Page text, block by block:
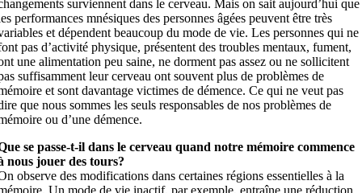
surviennent dans le cerveau. Mais on sait aujourd’hui que
performances mnésiques des personnes âgées peuvent être très
et dépendent beaucoup du mode de vie. Les personnes qui ne
pas d’activité physique, présentent des troubles mentaux, fument,
une alimentation peu saine, ne dorment pas assez ou ne sollicitent
suffisamment leur cerveau ont souvent plus de problèmes de
et sont davantage victimes de démence. Ce qui ne veut pas
que nous sommes les seuls responsables de nos problèmes de
ou d’une démence.
se passe-t-il dans le cerveau quand notre mémoire commence
nous jouer des tours?
observe des modifications dans certaines régions essentielles à la
Un mode de vie inactif, par exemple, entraîne une réduction